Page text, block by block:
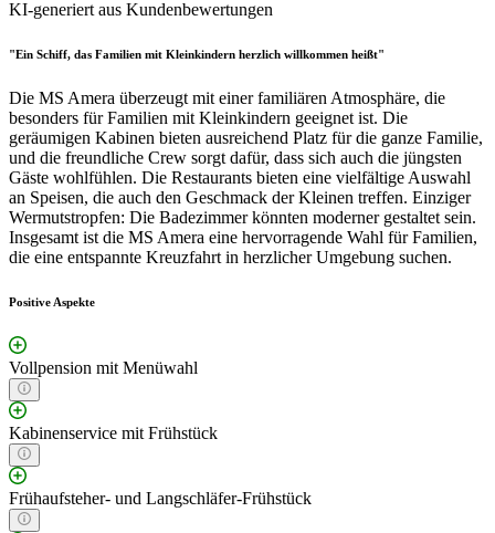
KI-generiert aus Kundenbewertungen
"Ein Schiff, das Familien mit Kleinkindern herzlich willkommen heißt"
Die MS Amera überzeugt mit einer familiären Atmosphäre, die
besonders für Familien mit Kleinkindern geeignet ist. Die
geräumigen Kabinen bieten ausreichend Platz für die ganze Familie,
und die freundliche Crew sorgt dafür, dass sich auch die jüngsten
Gäste wohlfühlen. Die Restaurants bieten eine vielfältige Auswahl
an Speisen, die auch den Geschmack der Kleinen treffen. Einziger
Wermutstropfen: Die Badezimmer könnten moderner gestaltet sein.
Insgesamt ist die MS Amera eine hervorragende Wahl für Familien,
die eine entspannte Kreuzfahrt in herzlicher Umgebung suchen.
Positive Aspekte
Vollpension mit Menüwahl
Kabinenservice mit Frühstück
Frühaufsteher- und Langschläfer-Frühstück